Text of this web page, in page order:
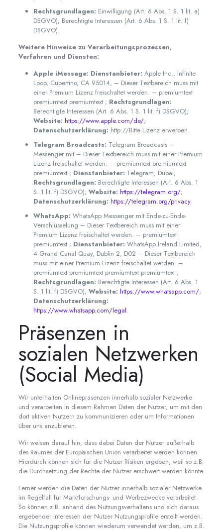
Rechtsgrundlagen: Einwilligung (Art. 6 Abs. 1 S. 1 lit. a)
DSGVO); Berechtigte Interessen (Art. 6 Abs. 1 S. 1 lit. f)
DSGVO).
Weitere Hinweise zu Verarbeitungsprozessen,
Verfahren und Diensten:
Apple iMessage: Dienstanbieter: Apple Inc., Infinite
Loop, Cupertino, CA 95014, – Dieser Textbereich muss mit
einer Premium Lizenz freischaltet werden. – premiumtext
premiumtext premiumtext ; Rechtsgrundlagen:
Berechtigte Interessen (Art. 6 Abs. 1 S. 1 lit. f) DSGVO);
Website: https://www.apple.com/de/;
Datenschutzerklärung: http://Bitte Lizenz erwerben.
Telegram Broadcasts: Telegram Broadcasts –
Messenger mit – Dieser Textbereich muss mit einer Premium
Lizenz freischaltet werden. – premiumtext premiumtext
premiumtext ; Dienstanbieter: Telegram, Dubai;
Rechtsgrundlagen: Berechtigte Interessen (Art. 6 Abs. 1
S. 1 lit. f) DSGVO); Website: https://telegram.org/;
Datenschutzerklärung: https://telegram.org/privacy.
WhatsApp: WhatsApp Messenger mit Ende-zu-Ende-
Verschlüsselung – Dieser Textbereich muss mit einer
Premium Lizenz freischaltet werden. – premiumtext
premiumtext ; Dienstanbieter: WhatsApp Ireland Limited,
4 Grand Canal Quay, Dublin 2, D02 – Dieser Textbereich
muss mit einer Premium Lizenz freischaltet werden. –
premiumtext premiumtext premiumtext premiumtext ;
Rechtsgrundlagen: Berechtigte Interessen (Art. 6 Abs. 1
S. 1 lit. f) DSGVO); Website: https://www.whatsapp.com/;
Datenschutzerklärung:
https://www.whatsapp.com/legal.
Präsenzen in
sozialen Netzwerken
(Social Media)
Wir unterhalten Onlinepräsenzen innerhalb sozialer Netzwerke
und verarbeiten in diesem Rahmen Daten der Nutzer, um mit den
dort aktiven Nutzern zu kommunizieren oder um Informationen
über uns anzubieten.
Wir weisen darauf hin, dass dabei Daten der Nutzer außerhalb
des Raumes der Europäischen Union verarbeitet werden können.
Hierdurch können sich für die Nutzer Risiken ergeben, weil so z.B.
die Durchsetzung der Rechte der Nutzer erschwert werden könnte.
Ferner werden die Daten der Nutzer innerhalb sozialer Netzwerke
im Regelfall für Marktforschungs- und Werbezwecke verarbeitet.
So können z.B. anhand des Nutzungsverhaltens und sich daraus
ergebender Interessen der Nutzer Nutzungsprofile erstellt werden.
Die Nutzungsprofile können wiederum verwendet werden, um z.B.